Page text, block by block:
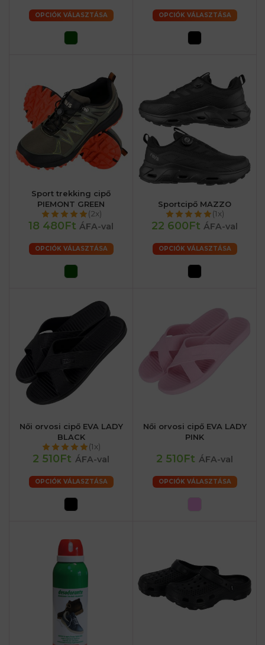
OPCIÓK VÁLASZTÁSA OPCIÓK VÁLASZTÁSA
Sport trekking cipő
PIEMONT GREEN
(2x)
18 480Ft ÁFA-val
OPCIÓK VÁLASZTÁSA
Sportcipő MAZZO
(1x)
22 600Ft ÁFA-val
OPCIÓK VÁLASZTÁSA
Női orvosi cipő EVA LADY
BLACK
(1x)
2 510Ft ÁFA-val
OPCIÓK VÁLASZTÁSA
Női orvosi cipő EVA LADY
PINK
2 510Ft ÁFA-val
OPCIÓK VÁLASZTÁSA